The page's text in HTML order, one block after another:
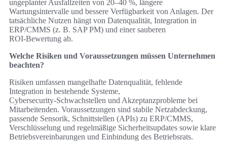
ungeplanter Ausfallzeiten von 20–40 %, längere
Wartungsintervalle und bessere Verfügbarkeit von Anlagen. Der
tatsächliche Nutzen hängt von Datenqualität, Integration in
ERP/CMMS (z. B. SAP PM) und einer sauberen
ROI‑Bewertung ab.
Welche Risiken und Voraussetzungen müssen Unternehmen
beachten?
Risiken umfassen mangelhafte Datenqualität, fehlende
Integration in bestehende Systeme,
Cybersecurity‑Schwachstellen und Akzeptanzprobleme bei
Mitarbeitenden. Voraussetzungen sind stabile Netzabdeckung,
passende Sensorik, Schnittstellen (APIs) zu ERP/CMMS,
Verschlüsselung und regelmäßige Sicherheitsupdates sowie klare
Betriebsvereinbarungen und Einbindung des Betriebsrats.